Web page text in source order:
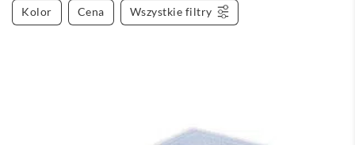
Kolor Cena Wszystkie filtry